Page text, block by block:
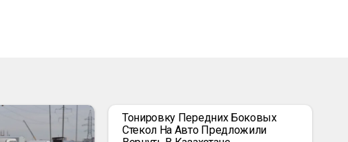
Тонировку Передних Боковых
Стекол На Авто Предложили